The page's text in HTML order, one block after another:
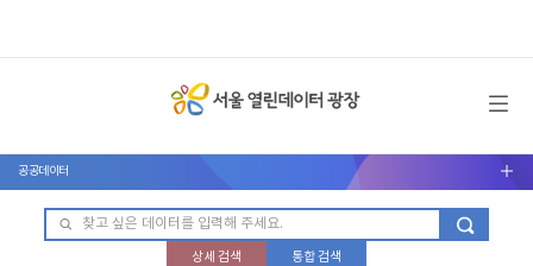
메뉴 열기
공공데이터 서브메뉴 열기
상세 검색
통합 검색